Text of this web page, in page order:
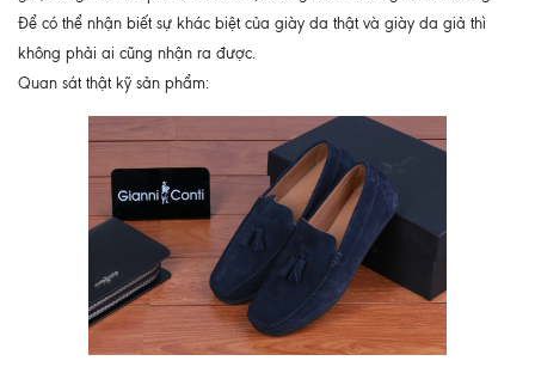
Để có thể nhận biết sự khác biệt của giày da thật và giày da giả thì
không phải ai cũng nhận ra được.
Quan sát thật kỹ sản phẩm: